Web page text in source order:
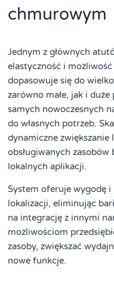
chmurowym
Jednym z głównych
elastyczność i
dopasowuje się do
zarówno małe, jak i
samych nowoczesnych
do własnych potrzeb.
dynamiczne
obsługiwanych
lokalnych aplikacji.
System oferuje wygodę
lokalizacji, eliminując
na integrację z innymi
możliwościom
zasoby, zwiększać
nowe funkcje.